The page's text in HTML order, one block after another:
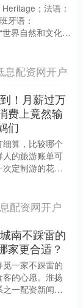
；法语：
牙语：
界自然和文化遗
息配资网开户
！月薪过万
费上竟然输
们
算，比较哪个
的旅游账单可
定制游的花费
高客单价产品
配资网开户
南不踩雷的
家更合适？
一家不踩雷的
的心愿。淮扬
一配资新闻
细、注重本味